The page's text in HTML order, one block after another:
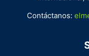
Contáctanos: